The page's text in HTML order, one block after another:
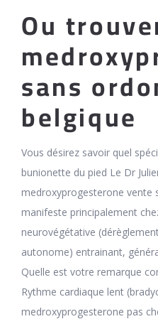
Ou
sans
belgique
Vous désirez savoir quel
bunionette du pied Le Dr
medroxyprogesterone vente
manifeste principalement
neurovégétative
autonome) entrainant,
Quelle est votre remarque
Rythme cardiaque lent
medroxyprogesterone pas